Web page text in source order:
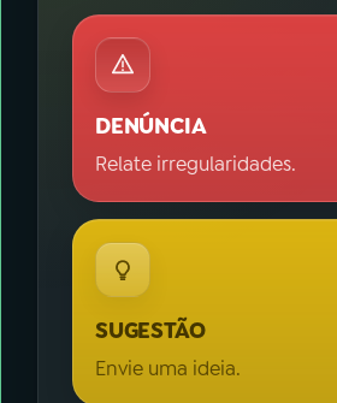
DENÚNCIA
Relate irregularidades.
SUGESTÃO
Envie uma ideia.